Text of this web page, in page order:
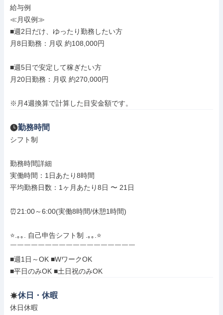
給与例
≪月収例≫
■週2日だけ、ゆったり勤務したい方
月8日勤務：月収 約108,000円
■週5日で安定して稼ぎたい方
月20日勤務：月収 約270,000円
※月4週換算で計算した目安金額です。
勤務時間
シフト制
勤務時間詳細
実働時間：1日あたり8時間
平均勤務日数：1ヶ月あたり8日 〜 21日
⏰21:00～6:00(実働8時間/休憩1時間)
⭐.｡｡. 自己申告シフト制 .｡｡.⭐
￣￣￣￣￣￣￣￣￣￣￣￣￣￣￣￣￣￣
■週1日～OK ■WワークOK
■平日のみOK ■土日祝のみOK
休日・休暇
休日休暇